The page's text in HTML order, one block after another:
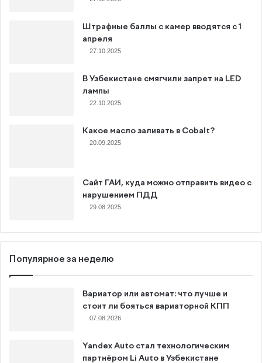
Штрафные баллы с камер вводятся с 1
апреля
27.10.2025
В Узбекистане смягчили запрет на LED
лампы
22.10.2025
Какое масло заливать в Cobalt?
20.09.2025
Сайт ГАИ, куда можно отправить видео с
нарушением ПДД
29.08.2025
Популярное за неделю
Вариатор или автомат: что лучше и
стоит ли бояться вариаторной КПП
07.08.2026
Yandex Auto стал технологическим
партнёром Li Auto в Узбекистане